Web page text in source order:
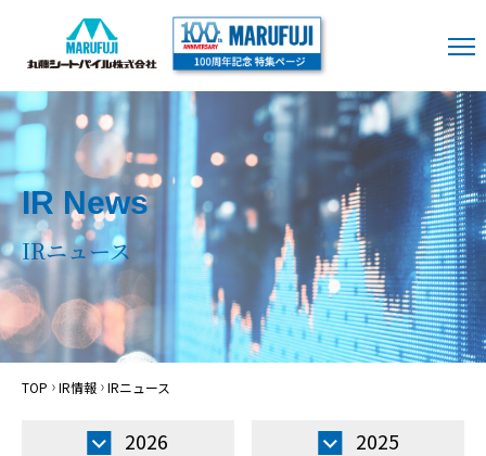
IR News
IRニュース
TOP IR情報 IRニュース
2026
2025